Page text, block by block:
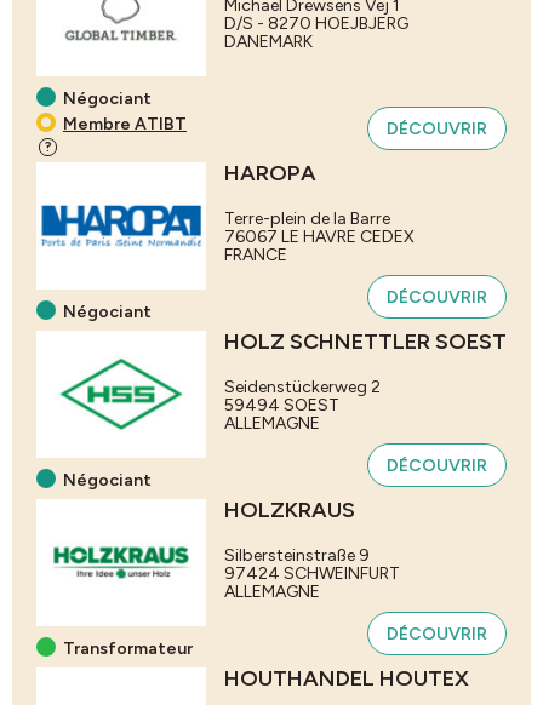
Négociant
Membre ATIBT
?
Michael Drewsens Vej 1
D/S - 8270 HOEJBJERG
DANEMARK
DÉCOUVRIR
Négociant
HAROPA
Terre-plein de la Barre
76067 LE HAVRE CEDEX
FRANCE
DÉCOUVRIR
Négociant
HOLZ SCHNETTLER SOEST
Seidenstückerweg 2
59494 SOEST
ALLEMAGNE
DÉCOUVRIR
Transformateur
HOLZKRAUS
Silbersteinstraße 9
97424 SCHWEINFURT
ALLEMAGNE
DÉCOUVRIR
HOUTHANDEL HOUTEX